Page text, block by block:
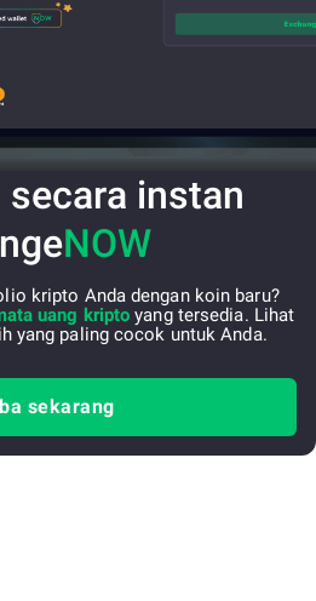
instan
NOW
kripto Anda dengan koin baru?
uang kripto yang tersedia. Lihat
yang paling cocok untuk Anda.
sekarang